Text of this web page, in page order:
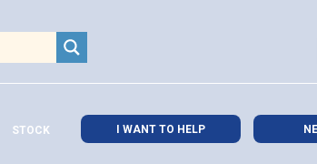
STOCK I WANT TO HELP